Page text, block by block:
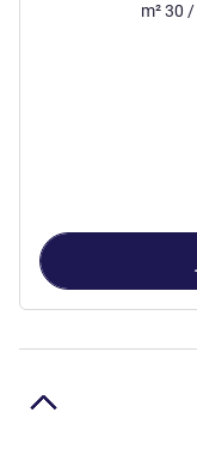
m²30 /